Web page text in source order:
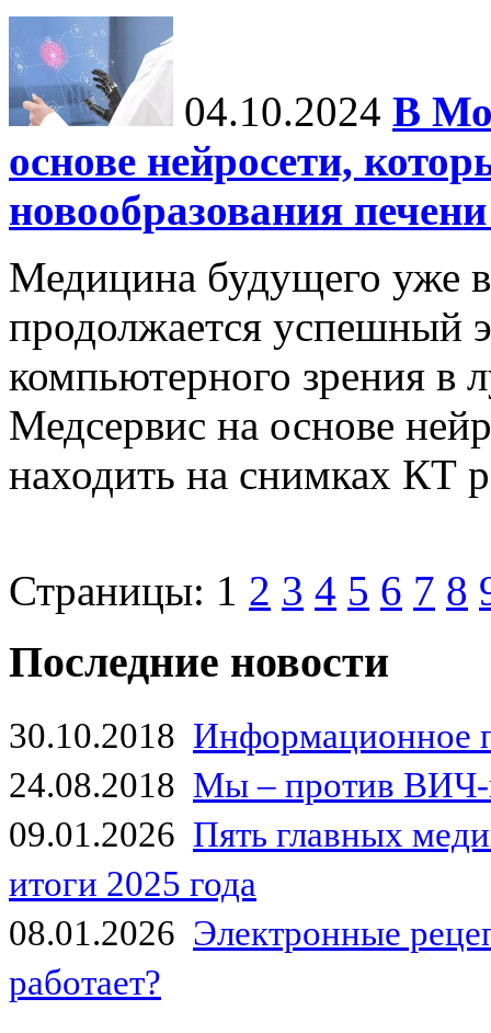
04.10.2024 В
основе нейросети,
новообразования
Медицина будущего уже
продолжается успешный
компьютерного зрения в
Медсервис на основе
находить на снимках КТ
Страницы: 1 2 3 4 5 6 7 8
Последние новости
30.10.2018 Информационное
24.08.2018 Мы – против
09.01.2026 Пять главных
итоги 2025 года
08.01.2026 Электронные
работает?